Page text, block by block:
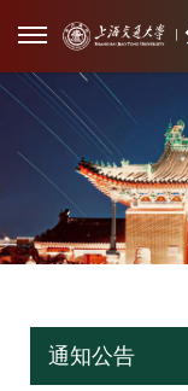
通知公告